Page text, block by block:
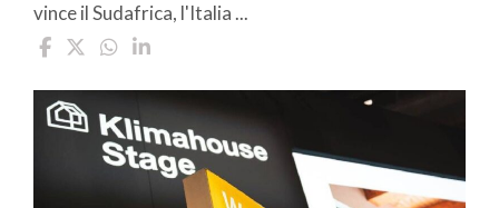
vince il Sudafrica, l'Italia ...